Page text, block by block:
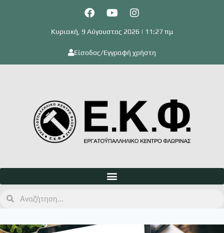
Κυριακή, 9 Αύγουστος 2026 | 11:27 πμ
Είσοδος/Εγγραφή χρήστη